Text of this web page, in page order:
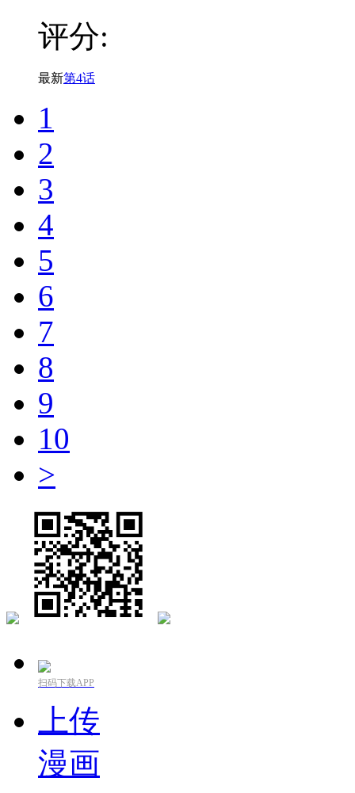
评分:
最新第4话
1
2
3
4
5
6
7
8
9
10
>
扫码下载APP
上传
漫画